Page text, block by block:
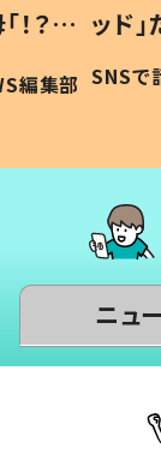
？」
編集部
ッド
作り
#令和
SNSで
ニュ